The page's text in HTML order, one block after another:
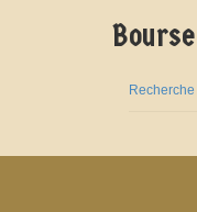
Bourse